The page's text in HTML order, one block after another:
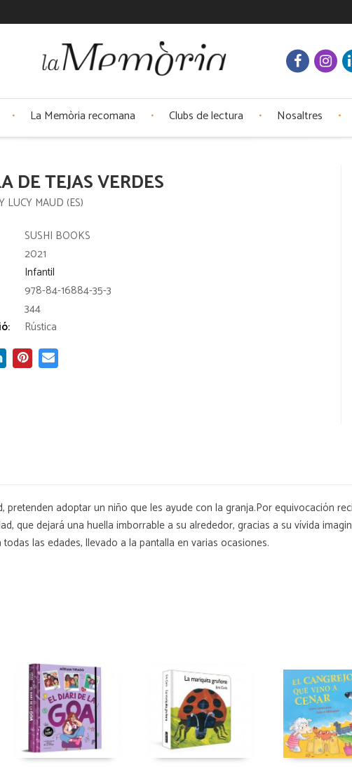
La Memòria recomana Clubs de lectura Nosaltres
DE TEJAS VERDES
LUCY MAUD (ES)
SUSHI BOOKS
2021
Infantil
978-84-16884-35-3
344
Rústica
pretenden adoptar un niño que les ayude con la granja.Por equivocación
que dejará una huella imborrable a su alrededor, gracias a su vívida
las edades, llevado a la pantalla en varias ocasiones.